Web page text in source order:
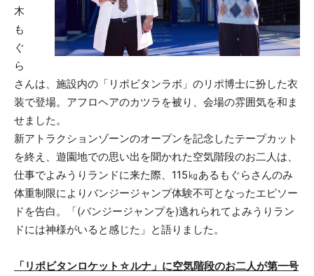
木
も
ぐ
ら
さんは、施設内の「リポビタンラボ」のリポ博士に扮した衣
装で登場。アフロヘアのカツラを被り、会場の雰囲気を和ま
せました。
新アトラクションゾーンのオープンを記念したテープカット
を終え、遊園地での思い出を聞かれた空気階段のお二人は、
仕事でよみうりランドに来た際、115㎏あるもぐらさんのみ
体重制限によりバンジージャンプ体験不可となったエピソー
ドを告白。「(バンジージャンプを)逃れられてよみうりラン
ドには神様がいると感じた」と語りました。
「リポビタンロケット☆ルナ」に空気階段のお二人が第一号